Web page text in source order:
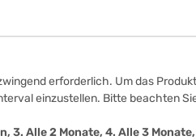
erforderlich. Um das
einzustellen. Bitte beachten
3. Alle 2 Monate, 4. Alle 3